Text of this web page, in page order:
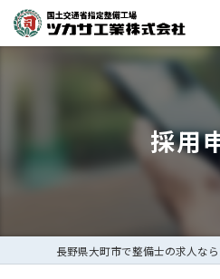
採用
長野県大町市で整備士の求人な